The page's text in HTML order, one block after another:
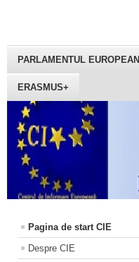
PARLAMENTUL EUROPEAN
ERASMUS+
Pagina de start CIE
Despre CIE